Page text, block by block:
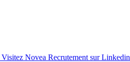
Visitez Novea Recrutement sur Linkedin